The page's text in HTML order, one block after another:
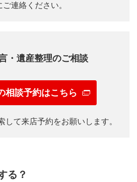
連絡ください。
・遺産整理のご相談
相談予約はこちら
して来店予約をお願いします。
る？